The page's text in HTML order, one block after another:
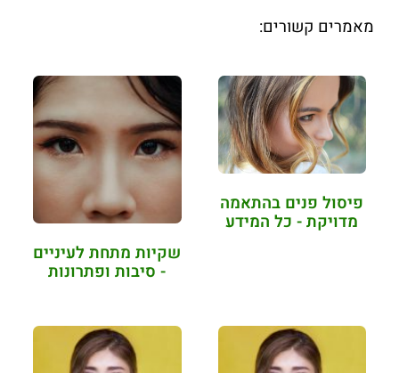
מאמרים קשורים:
פיסול פנים בהתאמה
מדויקת - כל המידע
שקיות מתחת לעיניים
- סיבות ופתרונות